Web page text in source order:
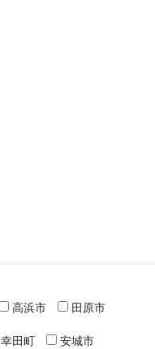
高浜市 田原市
幸田町 安城市